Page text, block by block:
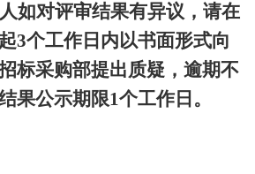
如对评审结果有异议，请在
3个工作日内以书面形式向
标采购部提出质疑，逾期不
果公示期限1个工作日。